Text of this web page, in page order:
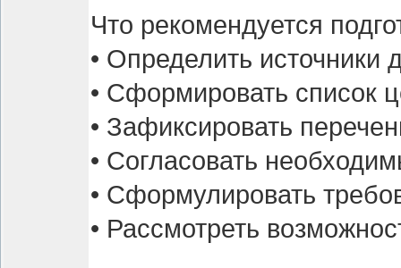
Что рекомендуется
• Определить источники
• Сформировать список
• Зафиксировать
• Согласовать
• Сформулировать
• Рассмотреть